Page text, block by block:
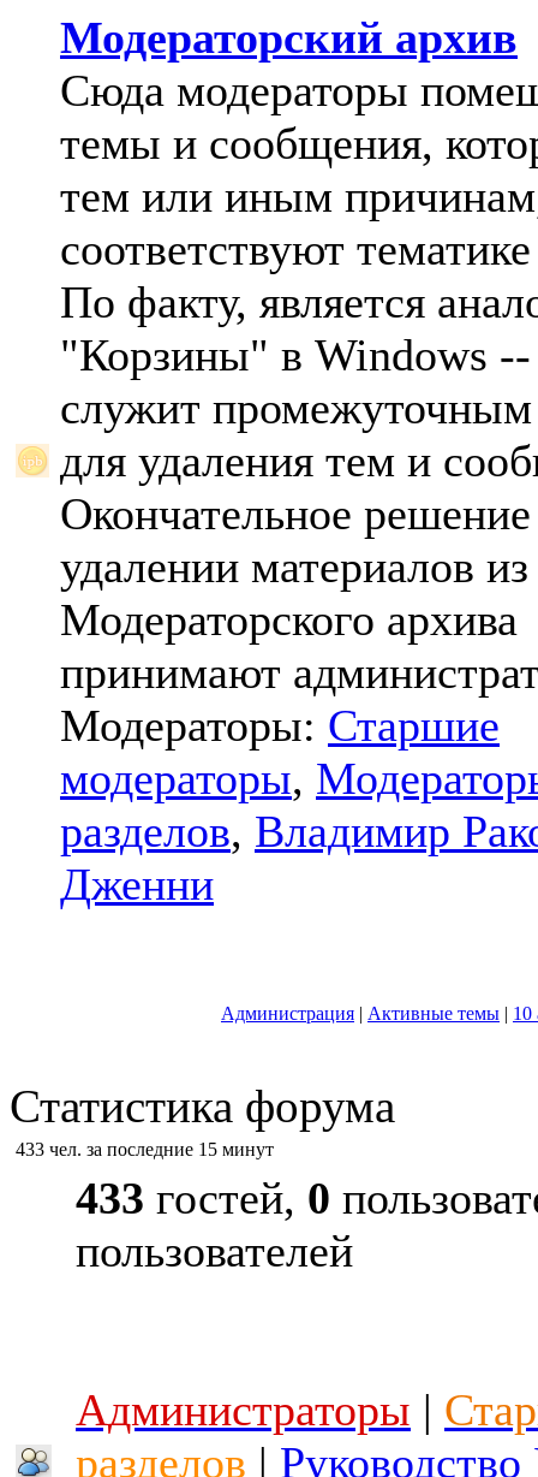
Модераторский архив
Сюда модераторы
темы и сообщения,
тем или иным
соответствуют
По факту, является
"Корзины" в Windows --
служит промежуточным
для удаления тем и
Окончательное
удалении материалов из
Модераторского архива
принимают
Модераторы: Старшие
модераторы,
разделов, Владимир
Дженни
Администрация | Активные темы | 10
Статистика форума
433 чел. за последние 15 минут
433 гостей, 0
пользователей
Администраторы |
разделов |